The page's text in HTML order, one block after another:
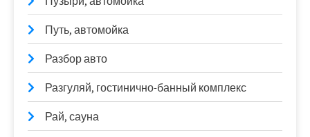
Путь, автомойка
Разбор авто
Разгуляй, гостинично-банный комплекс
Рай, сауна